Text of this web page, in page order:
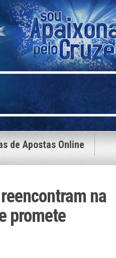
de Apostas Online
na
promete